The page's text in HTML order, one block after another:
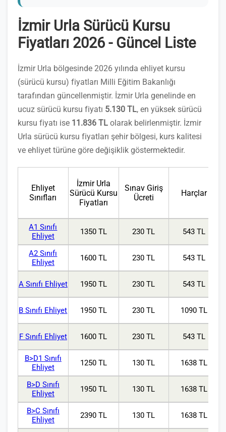
İzmir Urla Sürücü Kursu
Fiyatları 2026 - Güncel Liste
İzmir Urla bölgesinde 2026 yılında ehliyet kursu
(sürücü kursu) fiyatları Milli Eğitim Bakanlığı
tarafından güncellenmiştir. İzmir Urla genelinde en
ucuz sürücü kursu fiyatı 5.130 TL, en yüksek sürücü
kursu fiyatı ise 11.836 TL olarak belirlenmiştir. İzmir
Urla sürücü kursu fiyatları şehir bölgesi, kurs kalitesi
ve ehliyet türüne göre değişiklik göstermektedir.
Ehliyet
Sınıfları
İzmir Urla
Sürücü Kursu
Fiyatları
Sınav Giriş
Ücreti
Harçlar
A1 Sınıfı
Ehliyet
1350 TL 230 TL 543 TL
A2 Sınıfı
Ehliyet
1600 TL 230 TL 543 TL
A Sınıfı Ehliyet 1950 TL 230 TL 543 TL
B Sınıfı Ehliyet 1950 TL 230 TL 1090 TL
F Sınıfı Ehliyet 1600 TL 230 TL 543 TL
B>D1 Sınıfı
Ehliyet
1250 TL 130 TL 1638 TL
B>D Sınıfı
Ehliyet
1950 TL 130 TL 1638 TL
B>C Sınıfı
Ehliyet
2390 TL 130 TL 1638 TL